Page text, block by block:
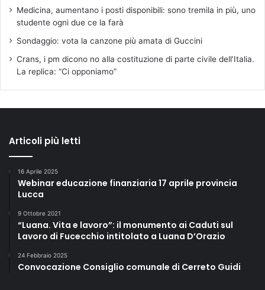
Medicina, aumentano i posti disponibili: sono tremila in più, uno
studente ogni due ce la farà
Sondaggio: vota la canzone più amata di Guccini
Crans, i pm dicono no alla costituzione di parte civile dell’Italia.
La replica: “Ci opponiamo”
Articoli più letti
16 Aprile 2025
Webinar educazione finanziaria 17 aprile provincia
Lucca
9 Ottobre 2021
“Luana. Vita e lavoro”: il monumento ai Caduti sul
Lavoro di Fucecchio intitolato a Luana D’Orazio
24 Febbraio 2025
Convocazione Consiglio comunale di Cerreto Guidi